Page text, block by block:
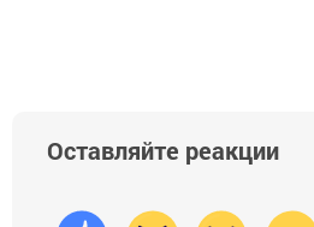
Оставляйте реакции